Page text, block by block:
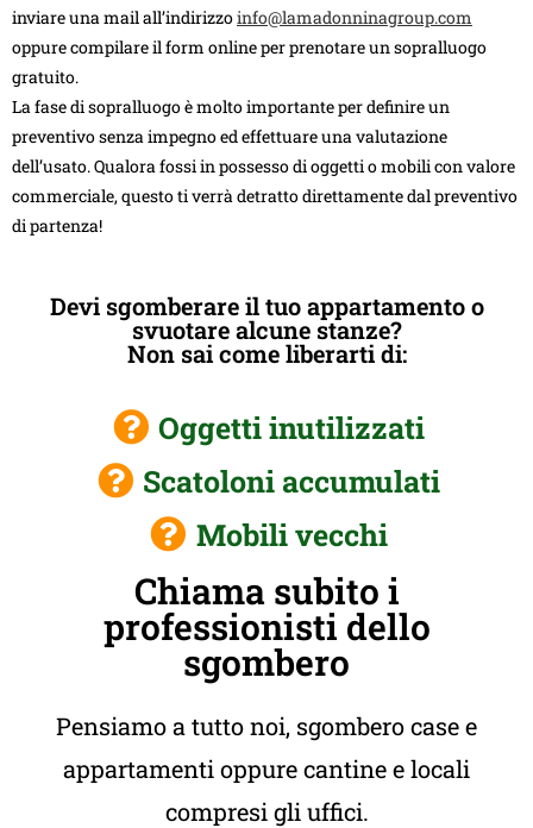
inviare una mail all’indirizzoinfo@lamadonninagroup.com
oppure compilare il form online per prenotare un sopralluogo
gratuito.
La fase di sopralluogo è molto importante per definire un
preventivo senza impegno ed effettuare una valutazione
dell’usato. Qualora fossi in possesso di oggetti o mobili con valore
commerciale, questo ti verrà detratto direttamente dal preventivo
di partenza!
Devi sgomberare il tuo appartamento o
svuotare alcune stanze?
Non sai come liberarti di:
Oggetti inutilizzati
Scatoloni accumulati
Mobili vecchi
Chiama subito i
professionisti dello
sgombero
Pensiamo a tutto noi, sgombero case e
appartamenti oppure cantine e locali
compresi gli uffici.